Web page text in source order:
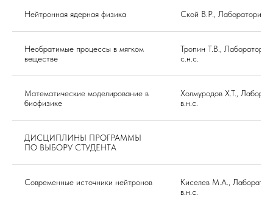
Нейтронная ядерная физика Ской В.Р., Лаборатория
Необратимые процессы в мягком
веществе
Тропин Т.В.,
с.н.с.
Математические моделирование в
биофизике
Холмуродов Х.Т.,
в.н.с.
ДИСЦИПЛИНЫ ПРОГРАММЫ
ПО ВЫБОРУ СТУДЕНТА
Современные источники нейтронов
Киселев М.А.,
в.н.с.